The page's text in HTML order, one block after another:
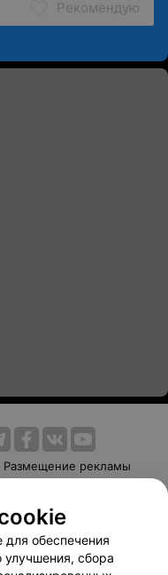
Рекомендую
Размещение рекламы
Способы оплаты
103.by
обеспечения
улучшения, сбора